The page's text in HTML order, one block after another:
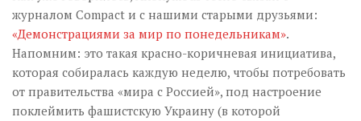
журналом Compact и с нашими старыми друзьями:
«Демонстрациями за мир по понедельникам».
Напомним: это такая красно-коричневая инициатива,
которая собиралась каждую неделю, чтобы потребовать
от правительства «мира с Россией», под настроение
поклеймить фашистскую Украину (в которой